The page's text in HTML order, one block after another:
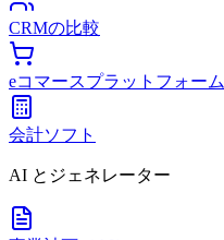
CRMの比較
eコマースプラットフォーム
会計ソフト
AI とジェネレーター